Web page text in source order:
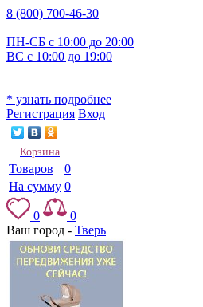
8 (800) 700-46-30
ПН-СБ с 10:00 до 20:00
ВС с 10:00 до 19:00
* узнать подробнее
Регистрация Вход
Корзина
Товаров
0
На сумму 0
0
0
Ваш город - Тверь